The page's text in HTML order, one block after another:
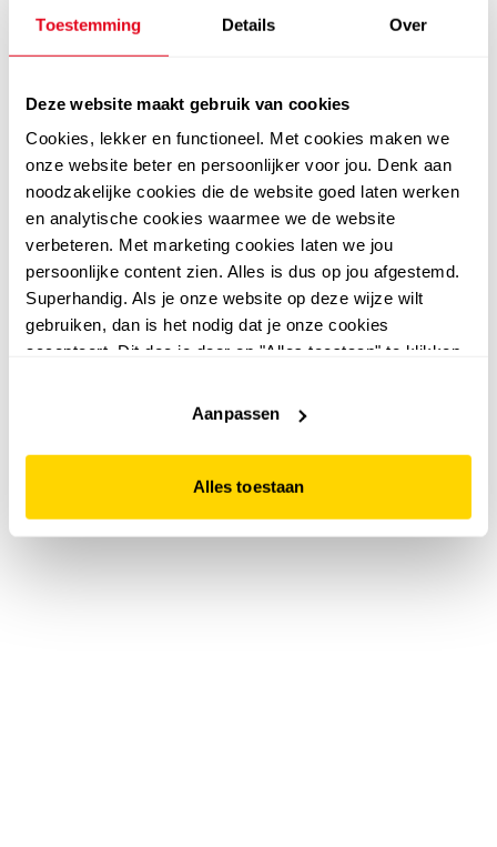
Toestemming Details Over
Deze website maakt gebruik van cookies
Cookies, lekker en functioneel. Met cookies maken we
onze website beter en persoonlijker voor jou. Denk aan
noodzakelijke cookies die de website goed laten werken
en analytische cookies waarmee we de website
verbeteren. Met marketing cookies laten we jou
persoonlijke content zien. Alles is dus op jou afgestemd.
Superhandig. Als je onze website op deze wijze wilt
gebruiken, dan is het nodig dat je onze cookies
accepteert. Dit doe je door op "Alles toestaan" te klikken.
website niet optimaal functioneert.
Aanpassen
Alles toestaan